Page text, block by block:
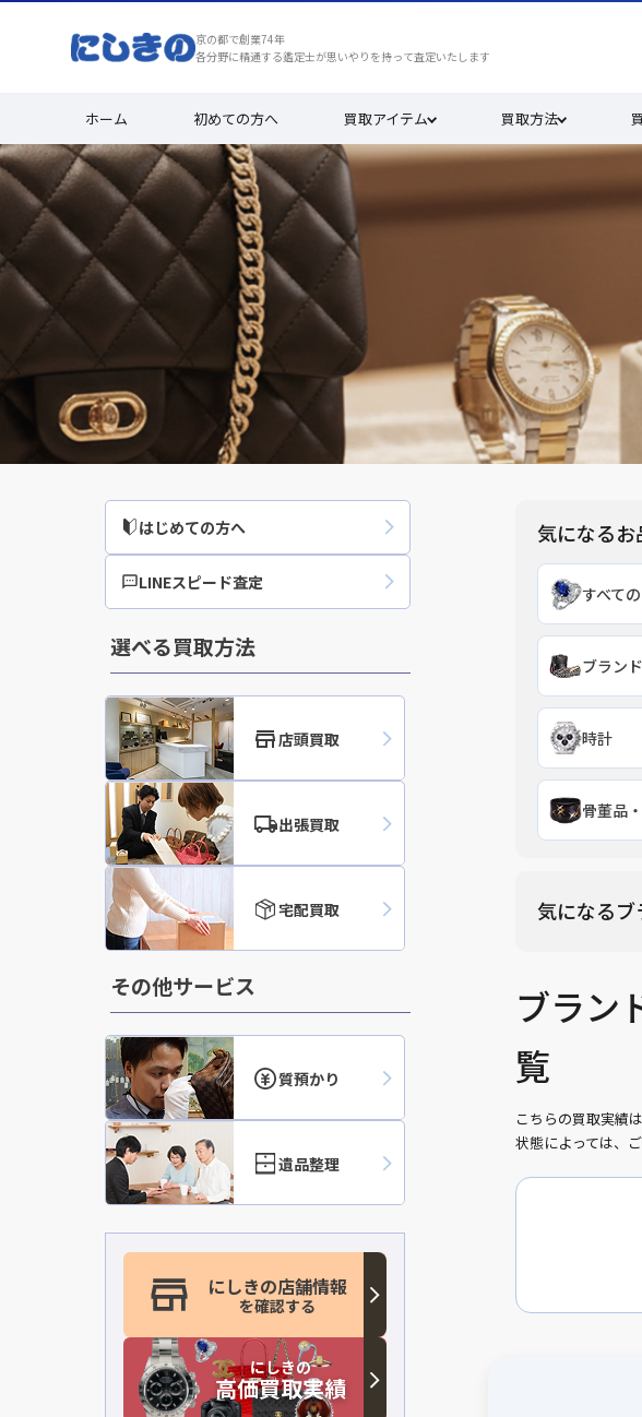
京の都で創業74年
各分野に精通する鑑定士が思いやりを持って査定いたします
ホーム 初めての方へ 買取アイテム 買取方法
ブランドジュエリーの買取実績
ブランドジュエリーの買取実績
はじめての方へ
LINEスピード査定
選べる買取方法
店頭買取
出張買取
宅配買取
その他サービス
質預かり
遺品整理
にしきの店舗情報
を確認する
にしきの
高価買取実績
気になるお
すべて
ブラン
時計
骨董品
気になるブ
ブラン
覧
こちらの買取実績
状態によっては、